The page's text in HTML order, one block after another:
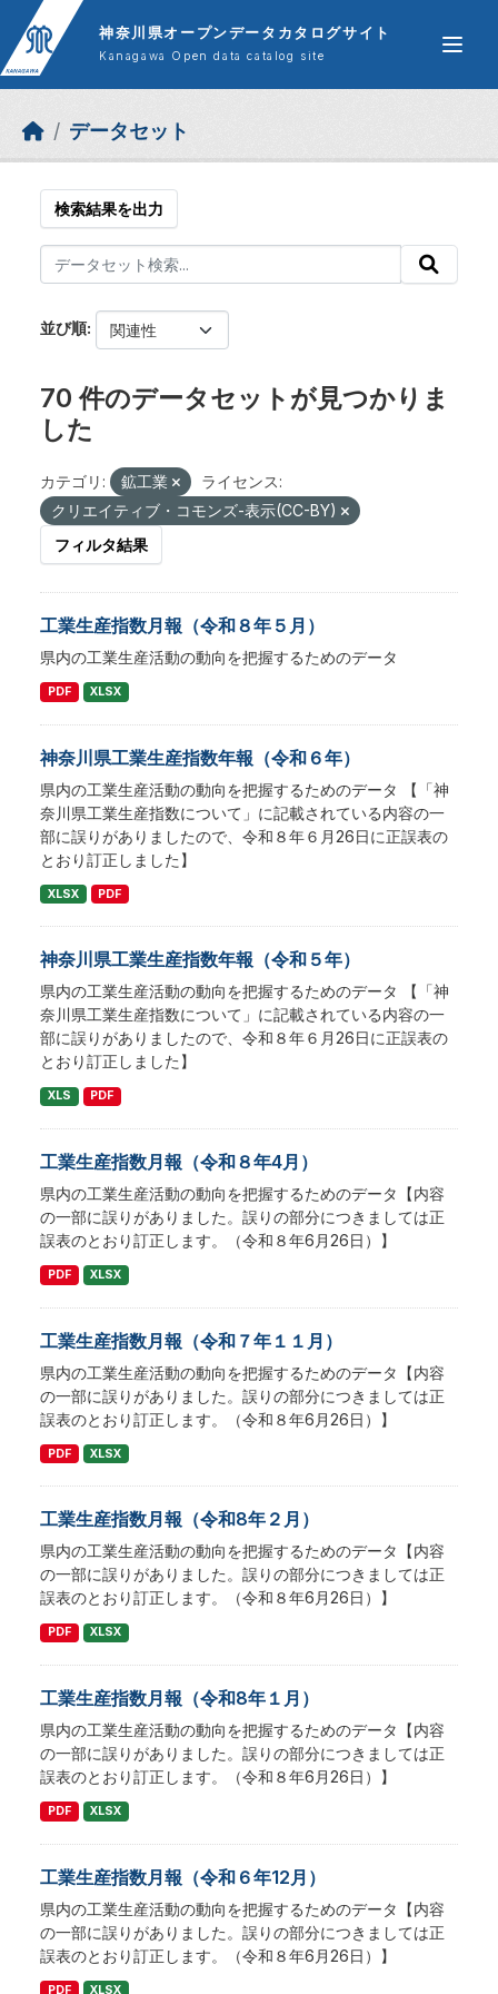
Skip to main content
神奈川県オープンデータカタログサイト
Kanagawa Open data catalog site
データセット
検索結果を出力
並び順
70 件のデータセットが見つかりま
した
カテゴリ: 鉱工業
ライセンス:
クリエイティブ・コモンズ-表示(CC-BY)
フィルタ結果
工業生産指数月報（令和８年５月）
県内の工業生産活動の動向を把握するためのデータ
PDF XLSX
神奈川県工業生産指数年報（令和６年）
県内の工業生産活動の動向を把握するためのデータ 【「神
奈川県工業生産指数について」に記載されている内容の一
部に誤りがありましたので、令和８年６月26日に正誤表の
とおり訂正しました】
XLSX PDF
神奈川県工業生産指数年報（令和５年）
県内の工業生産活動の動向を把握するためのデータ 【「神
奈川県工業生産指数について」に記載されている内容の一
部に誤りがありましたので、令和８年６月26日に正誤表の
とおり訂正しました】
XLS PDF
工業生産指数月報（令和８年4月）
県内の工業生産活動の動向を把握するためのデータ【内容
の一部に誤りがありました。誤りの部分につきましては正
誤表のとおり訂正します。（令和８年6月26日）】
PDF XLSX
工業生産指数月報（令和７年１１月）
県内の工業生産活動の動向を把握するためのデータ【内容
の一部に誤りがありました。誤りの部分につきましては正
誤表のとおり訂正します。（令和８年6月26日）】
PDF XLSX
工業生産指数月報（令和8年２月）
県内の工業生産活動の動向を把握するためのデータ【内容
の一部に誤りがありました。誤りの部分につきましては正
誤表のとおり訂正します。（令和８年6月26日）】
PDF XLSX
工業生産指数月報（令和8年１月）
県内の工業生産活動の動向を把握するためのデータ【内容
の一部に誤りがありました。誤りの部分につきましては正
誤表のとおり訂正します。（令和８年6月26日）】
PDF XLSX
工業生産指数月報（令和６年12月）
県内の工業生産活動の動向を把握するためのデータ【内容
の一部に誤りがありました。誤りの部分につきましては正
誤表のとおり訂正します。（令和８年6月26日）】
PDF XLSX